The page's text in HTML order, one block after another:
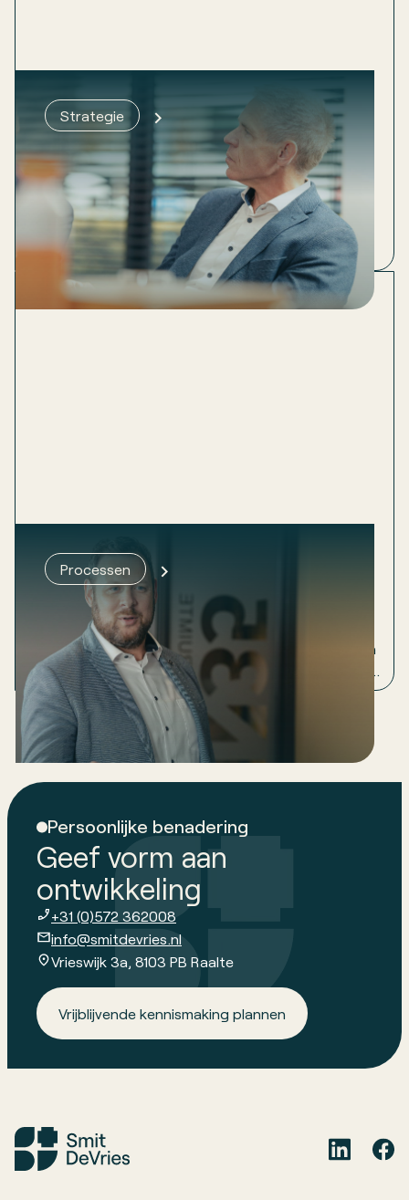
Strategie
Whitepaper strategie: Zet je
ambitie om in doelen, strategieën
en acties
Strategie blijft te vaak hangen in mooie woorden.
Deze whitepaper laat zien hoe je een strategie
bepaalt én ook borgt zodat hij niet in de kast
belandt.
Processen
Whitepaper: in 8 stappen je
processen beschrijven
Iedereen weet dat het moet. Bijna niemand begint
eraan. Deze whitepaper laat zien hoe je je processen
praktisch beschrijft, zonder te verzanden in theorie
of bureaucratie.
Persoonlijke benadering
Geef vorm aan
ontwikkeling
+31 (0)572 362008
info@smitdevries.nl
Vrieswijk 3a, 8103 PB Raalte
Vrijblijvende kennismaking plannen